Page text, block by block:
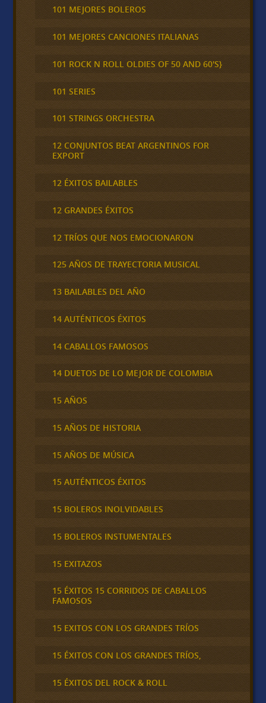
101 MEJORES BOLEROS
101 MEJORES CANCIONES ITALIANAS
101 ROCK N ROLL OLDIES OF 50 AND 60'S}
101 SERIES
101 STRINGS ORCHESTRA
12 CONJUNTOS BEAT ARGENTINOS FOR
EXPORT
12 ÉXITOS BAILABLES
12 GRANDES ÉXITOS
12 TRÍOS QUE NOS EMOCIONARON
125 AÑOS DE TRAYECTORIA MUSICAL
13 BAILABLES DEL AÑO
14 AUTÉNTICOS ÉXITOS
14 CABALLOS FAMOSOS
14 DUETOS DE LO MEJOR DE COLOMBIA
15 AÑOS
15 AÑOS DE HISTORIA
15 AÑOS DE MÚSICA
15 AUTÉNTICOS ÉXITOS
15 BOLEROS INOLVIDABLES
15 BOLEROS INSTUMENTALES
15 EXITAZOS
15 ÉXITOS 15 CORRIDOS DE CABALLOS
FAMOSOS
15 EXITOS CON LOS GRANDES TRÍOS
15 ÉXITOS CON LOS GRANDES TRÍOS,
15 ÉXITOS DEL ROCK & ROLL